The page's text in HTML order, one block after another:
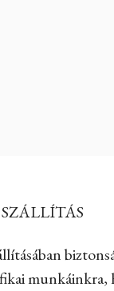
munkáinkra,